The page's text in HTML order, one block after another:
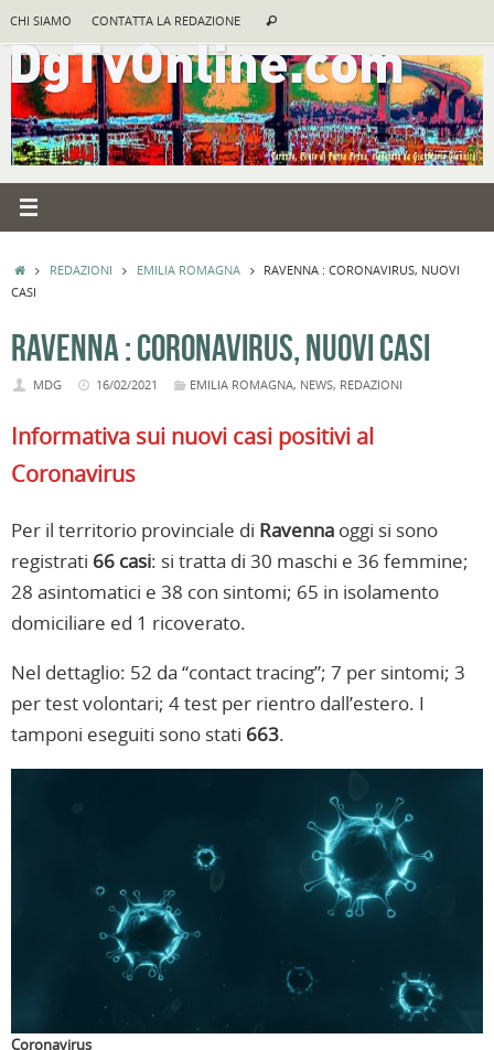
contenuto
CHI SIAMO CONTATTA LA REDAZIONE Cerca
HOMEREDAZIONI EMILIA ROMAGNA
RAVENNA : CORONAVIRUS, NUOVI
CASI
RAVENNA : CORONAVIRUS, NUOVI CASI
MDG 16/02/2021 EMILIA ROMAGNA, NEWS, REDAZIONI
Informativa sui nuovi casi positivi al
Coronavirus
Per il territorio provinciale di Ravenna oggi si sono
registrati 66 casi: si tratta di 30 maschi e 36 femmine;
28 asintomatici e 38 con sintomi; 65 in isolamento
domiciliare ed 1 ricoverato.
Nel dettaglio: 52 da “contact tracing”; 7 per sintomi; 3
per test volontari; 4 test per rientro dall’estero. I
tamponi eseguiti sono stati 663.
Coronavirus